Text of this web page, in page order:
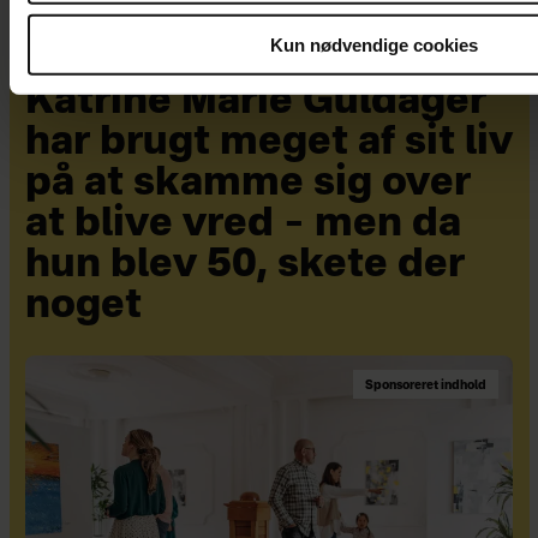
Kun nødvendige cookies
Katrine Marie Guldager
har brugt meget af sit liv
på at skamme sig over
at blive vred – men da
hun blev 50, skete der
noget
Sponsoreret indhold